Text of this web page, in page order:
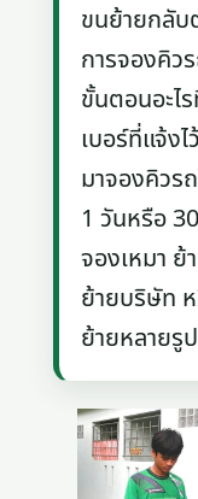
ขนย้ายกลั
การจองคิว
ขั้นตอนอะไ
เบอร์ที่แจ้ง
มาจองคิวร
1 วันหรือ
จองเหมา
ย้ายบริษัท ห
ย้ายหลายรู